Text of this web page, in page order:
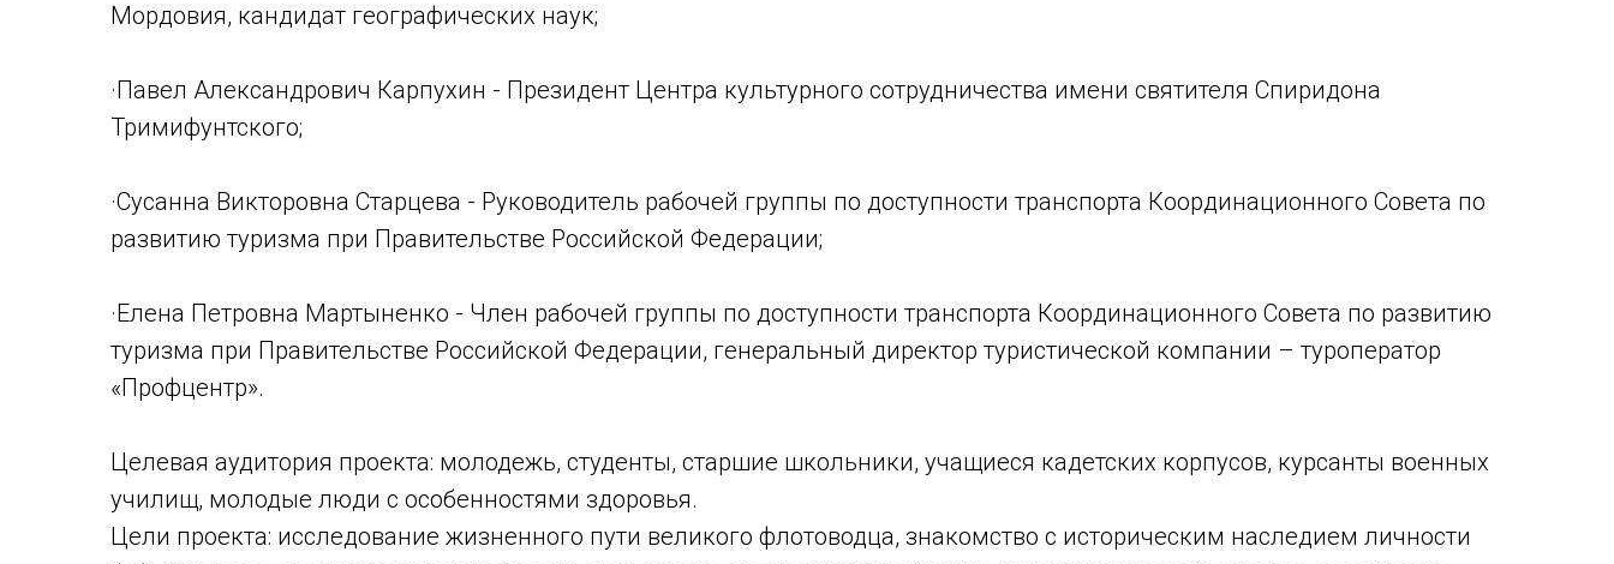
Мордовия, кандидат географических наук;
·Павел Александрович Карпухин - Президент Центра культурного сотрудничества имени святителя Спиридона
Тримифунтского;
·Сусанна Викторовна Старцева - Руководитель рабочей группы по доступности транспорта Координационного Совета по
развитию туризма при Правительстве Российской Федерации;
·Елена Петровна Мартыненко - Член рабочей группы по доступности транспорта Координационного Совета по развитию
туризма при Правительстве Российской Федерации, генеральный директор туристической компании – туроператор
«Профцентр».
Целевая аудитория проекта: молодежь, студенты, старшие школьники, учащиеся кадетских корпусов, курсанты военных
училищ, молодые люди с особенностями здоровья.
Цели проекта: исследование жизненного пути великого флотоводца, знакомство с историческим наследием личности